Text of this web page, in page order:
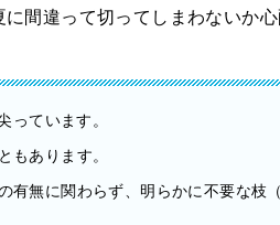
間違って切ってしまわないか心
っています。
もあります。
有無に関わらず、明らかに不要な枝